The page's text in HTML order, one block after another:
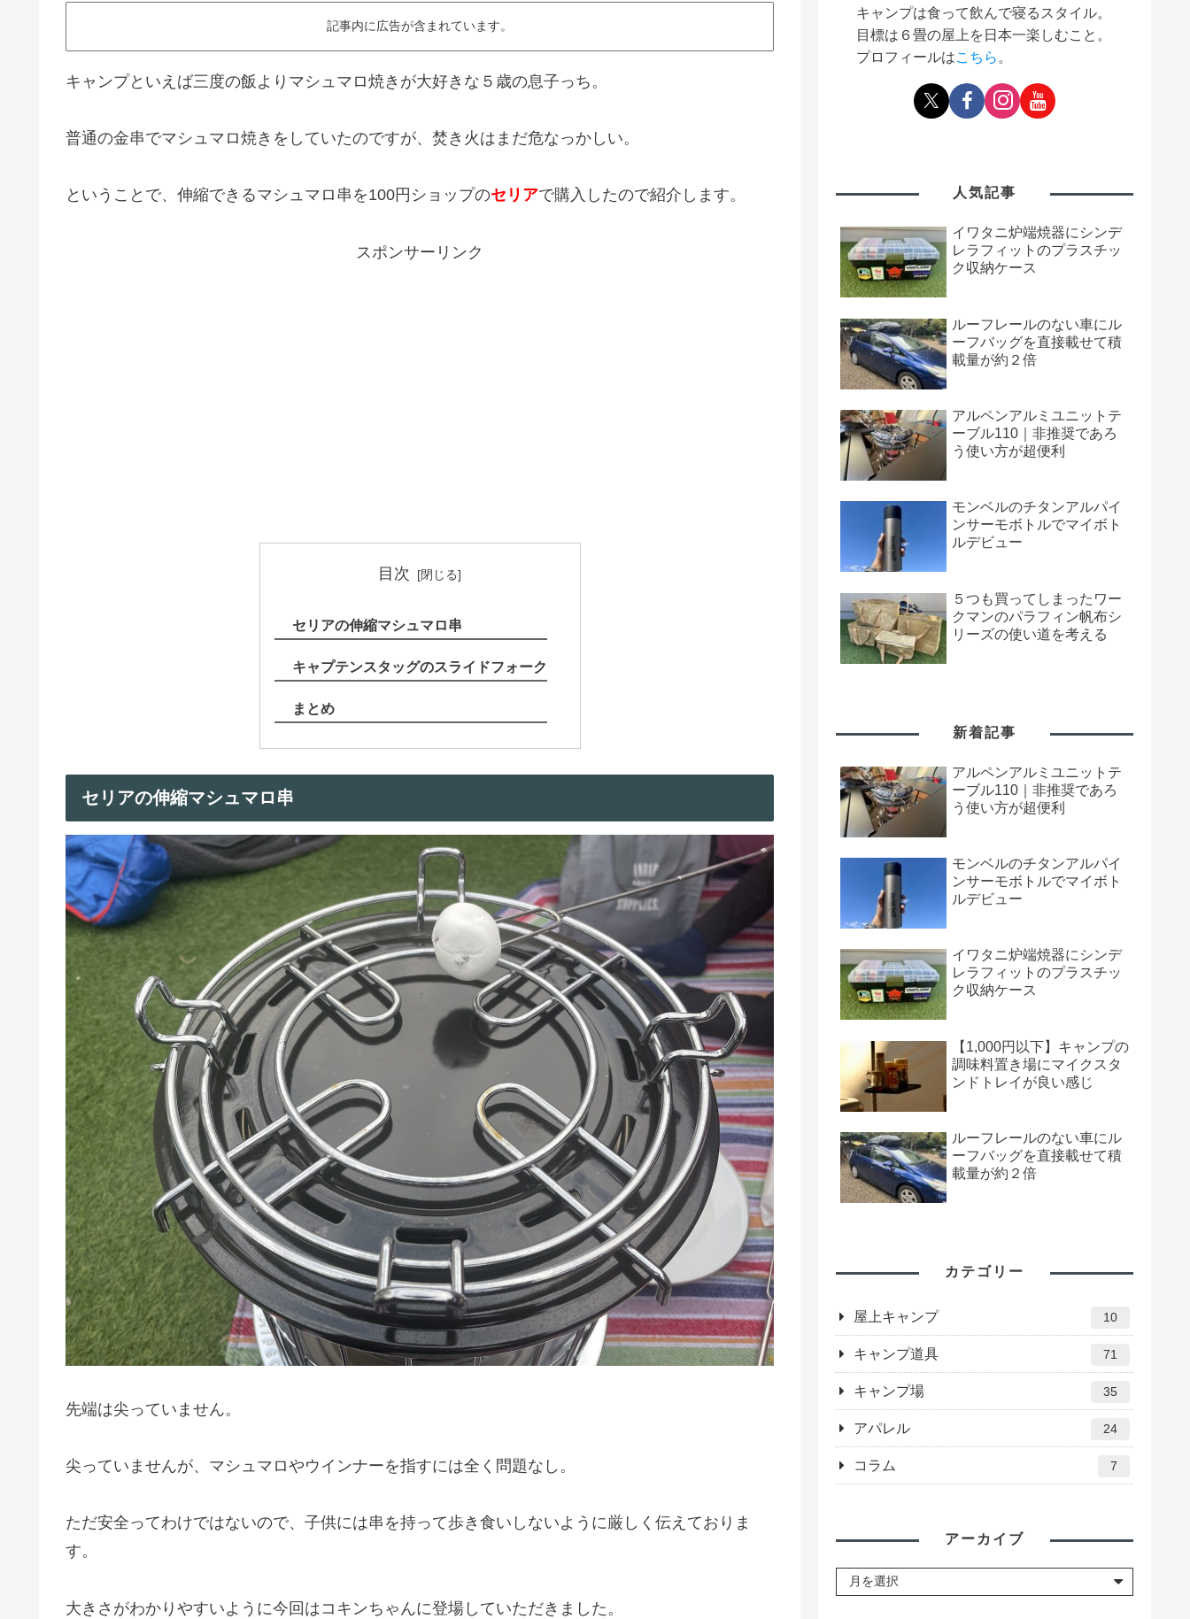
記事内に広告が含まれています。
キャンプといえば三度の飯よりマシュマロ焼きが大好きな５歳の息子っち。
普通の金串でマシュマロ焼きをしていたのですが、焚き火はまだ危なっかしい。
ということで、伸縮できるマシュマロ串を100円ショップのセリアで購入したので紹介します。
スポンサーリンク
目次
セリアの伸縮マシュマロ串
キャプテンスタッグのスライドフォーク
まとめ
セリアの伸縮マシュマロ串
先端は尖っていません。
尖っていませんが、マシュマロやウインナーを指すには全く問題なし。
ただ安全ってわけではないので、子供には串を持って歩き食いしないように厳しく伝えておりま
す。
大きさがわかりやすいように今回はコキンちゃんに登場していただきました。
キャンプは食って飲んで寝るスタイル。
目標は６畳の屋上を日本一楽しむこと。
プロフィールはこちら 。
人気記事
イワタニ炉端焼器にシンデ
レラフィットのプラスチッ
ク収納ケース
ルーフレールのない車にル
ーフバッグを直接載せて積
載量が約２倍
アルペンアルミユニットテ
ーブル110｜非推奨であろ
う使い方が超便利
モンベルのチタンアルパイ
ンサーモボトルでマイボト
ルデビュー
５つも買ってしまったワー
クマンのパラフィン帆布シ
リーズの使い道を考える
新着記事
アルペンアルミユニットテ
ーブル110｜非推奨であろ
う使い方が超便利
モンベルのチタンアルパイ
ンサーモボトルでマイボト
ルデビュー
イワタニ炉端焼器にシンデ
レラフィットのプラスチッ
ク収納ケース
【1,000円以下】キャンプの
調味料置き場にマイクスタ
ンドトレイが良い感じ
ルーフレールのない車にル
ーフバッグを直接載せて積
載量が約２倍
カテゴリー
屋上キャンプ 10
キャンプ道具 71
キャンプ場 35
アパレル 24
コラム 7
アーカイブ